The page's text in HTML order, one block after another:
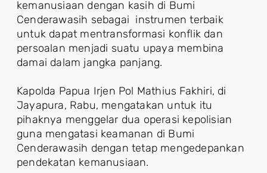
kemanusiaan dengan kasih di Bumi
Cenderawasih sebagai instrumen terbaik
untuk dapat mentransformasi konflik dan
persoalan menjadi suatu upaya membina
damai dalam jangka panjang.
Kapolda Papua Irjen Pol Mathius Fakhiri, di
Jayapura, Rabu, mengatakan untuk itu
pihaknya menggelar dua operasi kepolisian
guna mengatasi keamanan di Bumi
Cenderawasih dengan tetap mengedepankan
pendekatan kemanusiaan.